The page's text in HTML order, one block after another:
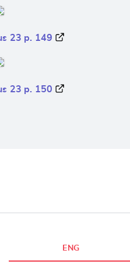
23 p. 149
23 p. 150
ENG